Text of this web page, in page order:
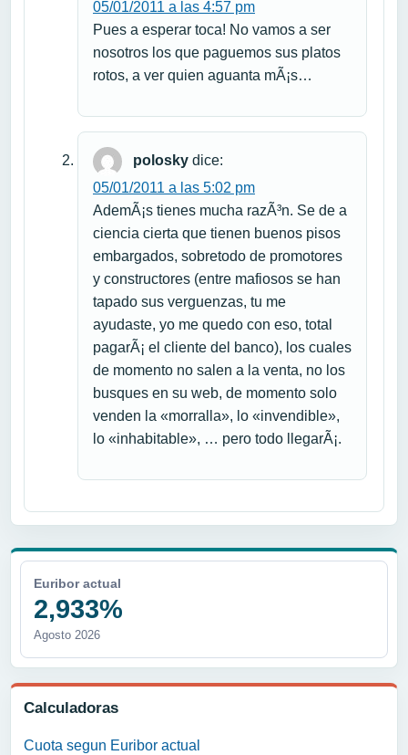
Euribor actual
2,933%
Agosto 2026
Calculadoras
Cuota segun Euribor actual
05/01/2011 a las 4:57 pm
Pues a esperar toca! No vamos a ser
nosotros los que paguemos sus platos
rotos, a ver quien aguanta mÃ¡s…
polosky dice:
05/01/2011 a las 5:02 pm
AdemÃ¡s tienes mucha razÃ³n. Se de a
ciencia cierta que tienen buenos pisos
embargados, sobretodo de promotores
y constructores (entre mafiosos se han
tapado sus verguenzas, tu me
ayudaste, yo me quedo con eso, total
pagarÃ¡ el cliente del banco), los cuales
de momento no salen a la venta, no los
busques en su web, de momento solo
venden la «morralla», lo «invendible»,
lo «inhabitable», … pero todo llegarÃ¡.